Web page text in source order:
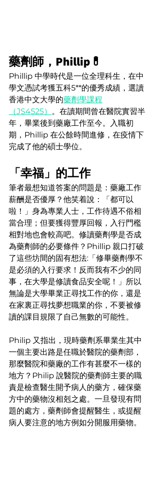
藥劑師，Phillip💊
Phillip 中學時代是一位全理科生，在中
學文憑試考獲五科5**的優秀成績，選讀
香港中文大學的藥劑學課程
（JS4525）
。在讀期間曾在醫院實習半
年，畢業後到藥廠工作至今。入職初
期，Phillip 在公餘時間進修，在疫情下
完成了他的碩士學位。
「幸福」的工作
筆者最想知道答案的問題是：藥廠工作
薪酬是否優厚？他笑着說：「都可以
啦！」身為專業人士，工作待遇不俗相
當合理；但要獲得豐厚回報，入行門檻
相對地也會較高吧。修讀藥劑學是否成
為藥劑師的必要條件？Phillip 親口打破
了這些坊間的固有想法:「修畢藥劑學不
是必須的入行要求！反而我有不少的同
事，在大學是修讀食品安全呢！」所以
無論是大學畢業正尋找工作的你，還是
在家裏正尋找夢想職業的你，不要被修
讀的課目規限了自己無數的可能性。
Philip 又指出，現時藥劑系畢業生其中
一個主要出路是任職於醫院的藥劑部，
那麼醫院和藥廠的工作有甚麼不一樣的
地方？Philip 說醫院的藥劑師主要的職
責是檢查醫生開予病人的藥方，確保藥
方中的藥物沒相剋之處。一旦發現有問
題的處方，藥劑師會提醒醫生，或提醒
病人要注意的地方例如分開服用藥物。